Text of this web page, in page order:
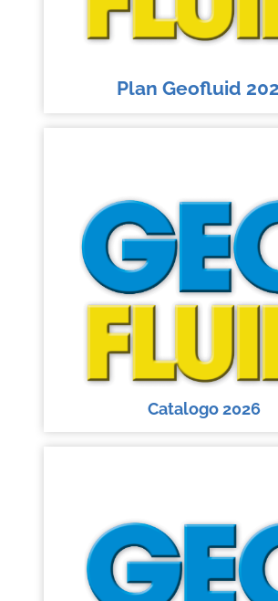
Plan Geofluid
Catalogo 2026